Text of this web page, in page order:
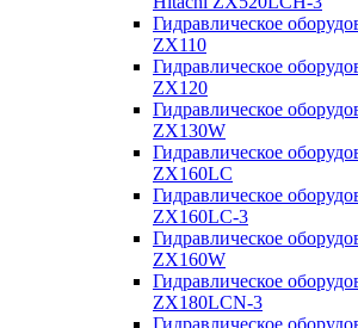
Гидравлическое
ZX110
Гидравлическое
ZX120
Гидравлическое
ZX130W
Гидравлическое
ZX160LC
Гидравлическое
ZX160LC-3
Гидравлическое
ZX160W
Гидравлическое
ZX180LCN-3
Гидравлическое